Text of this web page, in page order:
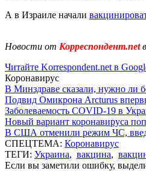
А в Израиле начали
Новости от Корреспондент.net
Читайте Korrespondent.net в
Коронавирус
В Минздраве сказали, нужно ли
Подвид Омикрона Arcturus
Заболеваемость COVID-19 в
Новый вариант коронавируса
В США отменили режим ЧС,
СПЕЦТЕМА: Коронавирус
ТЕГИ: Украина, вакцина,
Если вы заметили ошибку,